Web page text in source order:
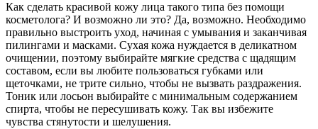
Как сделать красивой кожу лица такого типа без помощи
косметолога? И возможно ли это? Да, возможно. Необходимо
правильно выстроить уход, начиная с умывания и заканчивая
пилингами и масками. Сухая кожа нуждается в деликатном
очищении, поэтому выбирайте мягкие средства с щадящим
составом, если вы любите пользоваться губками или
щеточками, не трите сильно, чтобы не вызвать раздражения.
Тоник или лосьон выбирайте с минимальным содержанием
спирта, чтобы не пересушивать кожу. Так вы избежите
чувства стянутости и шелушения.